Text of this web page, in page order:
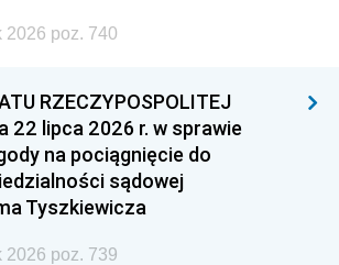
2026 poz. 740
RZECZYPOSPOLITEJ
22 lipca 2026 r. w sprawie
na pociągnięcie do
sądowej
Tyszkiewicza
2026 poz. 739